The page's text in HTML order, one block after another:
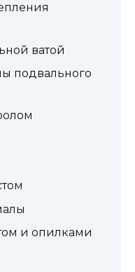
ватой
подвального
и опилками